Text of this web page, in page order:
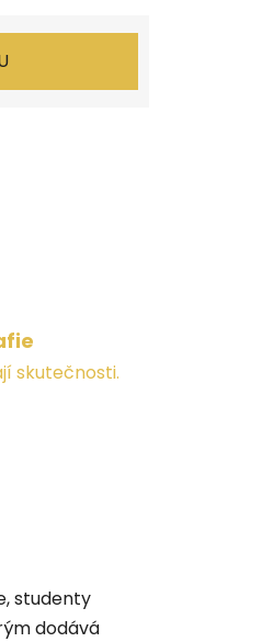
skutečnosti.
studenty
dodává